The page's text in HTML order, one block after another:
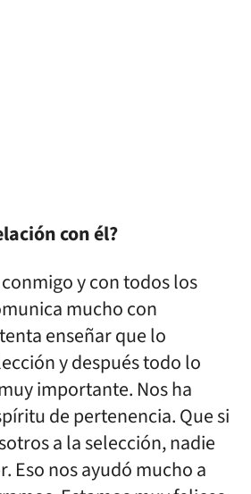
con él?
y con todos los
mucho con
enseñar que lo
y después todo lo
importante. Nos ha
de pertenencia. Que si
a la selección, nadie
Eso nos ayudó mucho a